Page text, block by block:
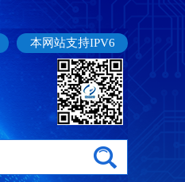
本网站支持IPV6